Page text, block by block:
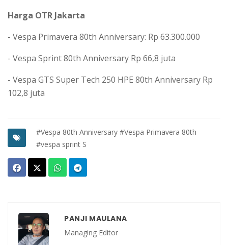
Harga OTR Jakarta
- Vespa Primavera 80th Anniversary: Rp 63.300.000
- Vespa Sprint 80th Anniversary Rp 66,8 juta
- Vespa GTS Super Tech 250 HPE 80th Anniversary Rp
102,8 juta
#Vespa 80th Anniversary #Vespa Primavera 80th
#vespa sprint S
PANJI MAULANA
Managing Editor